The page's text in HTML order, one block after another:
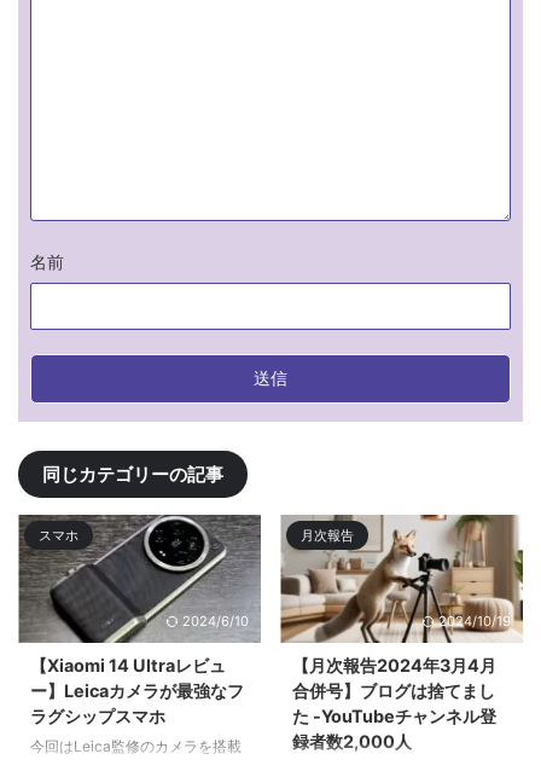
名前
同じカテゴリーの記事
スマホ
2024/6/10
【Xiaomi 14 Ultraレビュ
ー】Leicaカメラが最強なフ
ラグシップスマホ
今回はLeica監修のカメラを搭載
月次報告
2024/10/19
【月次報告2024年3月4月
合併号】ブログは捨てまし
た -YouTubeチャンネル登
録者数2,000人